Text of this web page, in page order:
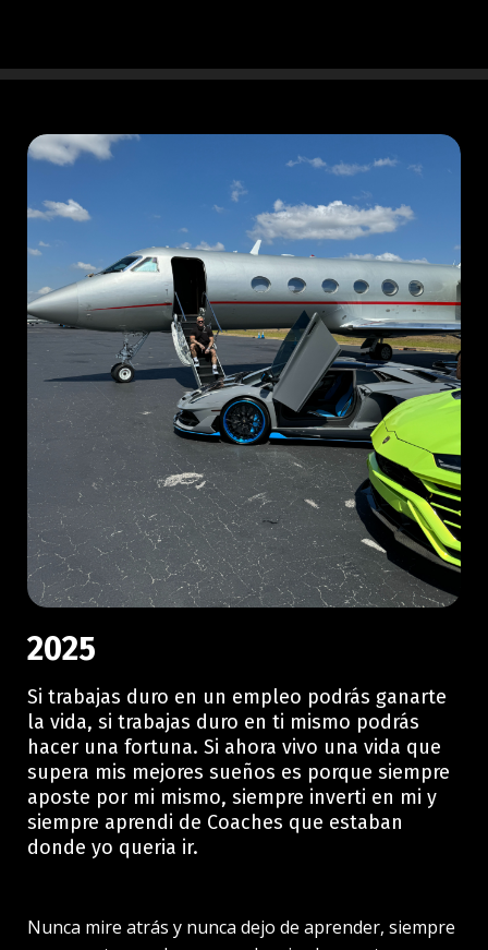
2025
Si trabajas duro en un empleo podrás ganarte
la vida, si trabajas duro en ti mismo podrás
hacer una fortuna. Si ahora vivo una vida que
supera mis mejores sueños es porque siempre
aposte por mi mismo, siempre inverti en mi y
siempre aprendi de Coaches que estaban
donde yo queria ir.
Nunca mire atrás y nunca dejo de aprender, siempre